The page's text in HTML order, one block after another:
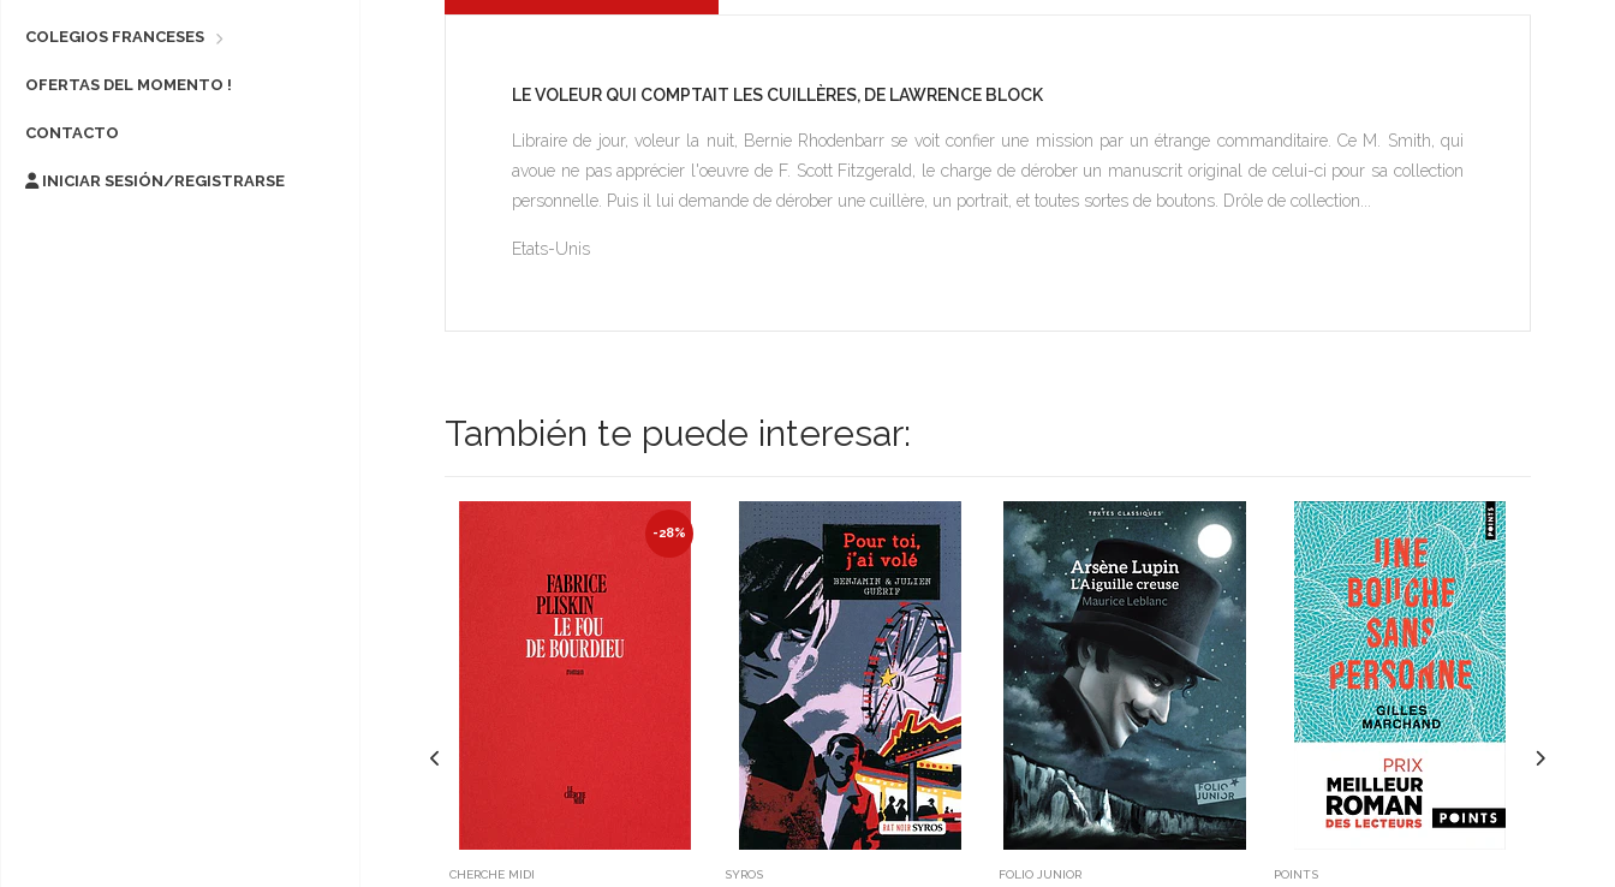
COLEGIOS FRANCESES
OFERTAS DEL MOMENTO !
CONTACTO
INICIAR SESIÓN/REGISTRARSE
LE VOLEUR QUI COMPTAIT LES CUILLÈRES, DE LAWRENCE BLOCK
Libraire de jour, voleur la nuit, Bernie Rhodenbarr se voit confier une mission par un étrange commanditaire. Ce M. Smith, qui
avoue ne pas apprécier l'oeuvre de F. Scott Fitzgerald, le charge de dérober un manuscrit original de celui-ci pour sa collection
personnelle. Puis il lui demande de dérober une cuillère, un portrait, et toutes sortes de boutons. Drôle de collection...
Etats-Unis
También te puede interesar:
-28%
CHERCHE MIDI SYROS FOLIO JUNIOR POINTS